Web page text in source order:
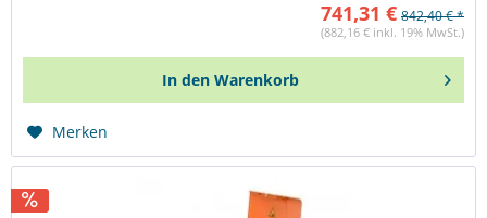
741,31 € 842,40 € *
(882,16 € inkl. 19% MwSt.)
In den Warenkorb
Merken